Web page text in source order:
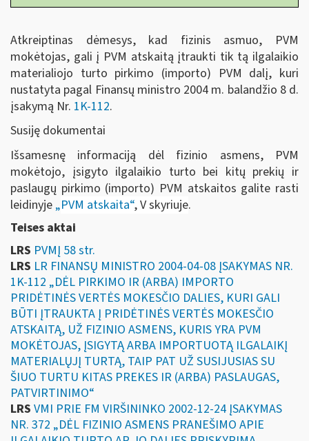
Atkreiptinas dėmesys, kad fizinis asmuo, PVM
mokėtojas, gali į PVM atskaitą įtraukti tik tą ilgalaikio
materialiojo turto pirkimo (importo) PVM dalį, kuri
nustatyta pagal Finansų ministro 2004 m. balandžio 8 d.
įsakymą Nr. 1K-112.
Susiję dokumentai
Išsamesnę informaciją dėl fizinio asmens, PVM
mokėtojo, įsigyto ilgalaikio turto bei kitų prekių ir
paslaugų pirkimo (importo) PVM atskaitos galite rasti
leidinyje „PVM atskaita“, V skyriuje.
Teises aktai
LRS PVMĮ 58 str.
LRS LR FINANSŲ MINISTRO 2004-04-08 ĮSAKYMAS NR.
1K-112 „DĖL PIRKIMO IR (ARBA) IMPORTO
PRIDĖTINĖS VERTĖS MOKESČIO DALIES, KURI GALI
BŪTI ĮTRAUKTA Į PRIDĖTINĖS VERTĖS MOKESČIO
ATSKAITĄ, UŽ FIZINIO ASMENS, KURIS YRA PVM
MOKĖTOJAS, ĮSIGYTĄ ARBA IMPORTUOTĄ ILGALAIKĮ
MATERIALŲJĮ TURTĄ, TAIP PAT UŽ SUSIJUSIAS SU
ŠIUO TURTU KITAS PREKES IR (ARBA) PASLAUGAS,
PATVIRTINIMO“
LRS VMI PRIE FM VIRŠININKO 2002-12-24 ĮSAKYMAS
NR. 372 „DĖL FIZINIO ASMENS PRANEŠIMO APIE